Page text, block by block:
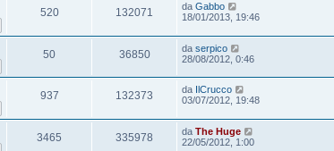
520 132071 da Gabbo
18/01/2013, 19:46
50 36850 da serpico
28/08/2012, 0:46
937 132373 da
IlCrucco
03/07/2012, 19:48
3465 335978 da The Huge
22/05/2012, 1:00